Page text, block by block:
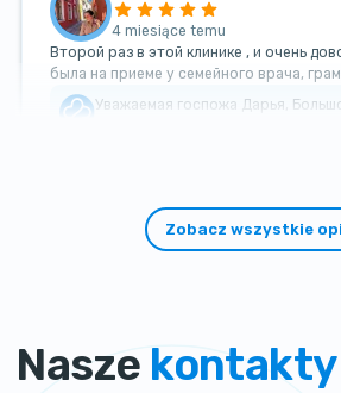
4 miesiące temu
Второй раз в этой клинике , и очень
была на приеме у семейного врача,
Уважаемая госпожа Дарья,
Zobacz wszystkie
Nasze kontakty